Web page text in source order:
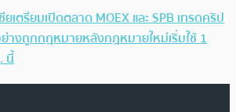
ยเตรียมเปิดตลาด MOEX และ SPB เทรดคริป
างถูกกฎหมายหลังกฎหมายใหม่เริ่มใช้ 1
นี้